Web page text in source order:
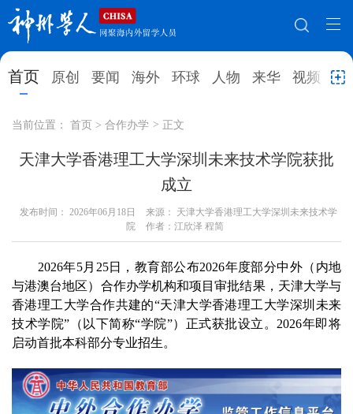
首页 原创 要闻 海外 环球 人物 来华 视频 教
网站地图
首页 原创
环球 人物 来华 视频
人才 学术
招聘信息 更多数据
当前位置： 首页 > 合作办学 > 正文
天津大学香港理工大学深圳未来技术学院获批
成立
发布时间： 2026年06月18日
来源： 天津大学香港理工大学深圳未来技术学
院
作者：江欣泽 程简
2026年5月25日，教育部公布2026年度部分中外（内地
与港澳台地区）合作办学机构和项目审批结果，天津大学与
香港理工大学合作共建的“天津大学香港理工大学深圳未来
技术学院”（以下简称“学院”）正式获批设立。2026年即将
启动首批本科部分专业招生。